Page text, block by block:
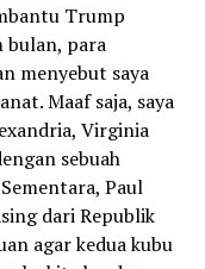
Trump
bulan, para
menyebut saya
Maaf saja, saya
Virginia
sebuah
Paul
dari Republik
agar kedua kubu